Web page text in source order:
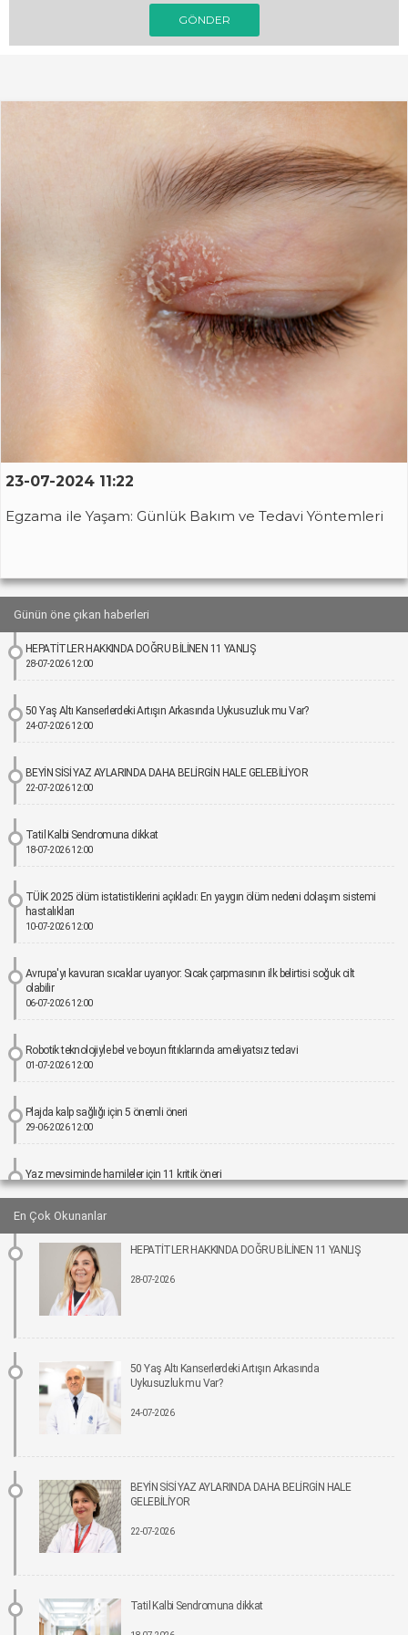
GÖNDER
23-07-2024 11:22
Egzama ile Yaşam: Günlük Bakım ve Tedavi Yöntemleri
Günün öne çıkan haberleri
HEPATİTLER HAKKINDA DOĞRU BİLİNEN 11 YANLIŞ
28-07-2026 12:00
50 Yaş Altı Kanserlerdeki Artışın Arkasında Uykusuzluk mu Var?
24-07-2026 12:00
BEYİN SİSİ YAZ AYLARINDA DAHA BELİRGİN HALE GELEBİLİYOR
22-07-2026 12:00
Tatil Kalbi Sendromuna dikkat
18-07-2026 12:00
TÜİK 2025 ölüm istatistiklerini açıkladı: En yaygın ölüm nedeni dolaşım sistemi
hastalıkları
10-07-2026 12:00
Avrupa'yı kavuran sıcaklar uyarıyor: Sıcak çarpmasının ilk belirtisi soğuk cilt
olabilir
06-07-2026 12:00
Robotik teknolojiyle bel ve boyun fıtıklarında ameliyatsız tedavi
01-07-2026 12:00
Plajda kalp sağlığı için 5 önemli öneri
29-06-2026 12:00
Yaz mevsiminde hamileler için 11 kritik öneri
25-06-2026 12:00
Kız çocuklarında idrar yolu enfeksiyonu riski 4 kata kadar artabiliyor
24-06-2026 12:00
Bel Ağrıları Basit Önlemlerle Kontrol Altına Alınabilir
17-06-2026 12:00
Tıpta Yeni Dönemin Adı: Eş Zamanlı Kombine Cerrahiler
16-06-2026 12:00
İmplant tedavisinde aynı gün yeni diş mümkün
Parkinson riskinde çevresel faktörler öne çıkıyor!
15-06-2026 12:00
Fonksiyonel Tıp Hastalığın Değil, Nedenin Peşine Düşüyor
Sigara Kullanım ve Bırakma Davranışları Akademisi Ulusal Tütün Kontrolü
Kongresi’nde Yer Aldı
En Çok Okunanlar
HEPATİTLER HAKKINDA DOĞRU BİLİNEN 11 YANLIŞ
28-07-2026
50 Yaş Altı Kanserlerdeki Artışın Arkasında
Uykusuzluk mu Var?
24-07-2026
BEYİN SİSİ YAZ AYLARINDA DAHA BELİRGİN HALE
GELEBİLİYOR
22-07-2026
Tatil Kalbi Sendromuna dikkat